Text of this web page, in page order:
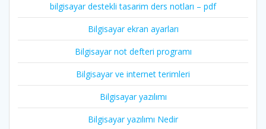
bilgisayar destekli tasarim ders notları – pdf
Bilgisayar ekran ayarları
Bilgisayar not defteri programı
Bilgisayar ve internet terimleri
Bilgisayar yazılımı
Bilgisayar yazılımı Nedir